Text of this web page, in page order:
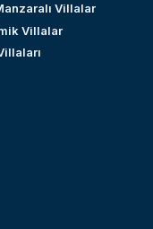
Villalar
Villalar